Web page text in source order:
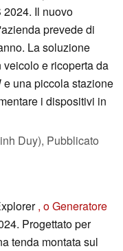
2024. Il nuovo
prevede di
La soluzione
e ricoperta da
una piccola stazione
i dispositivi in
Duy), Pubblicato
, o Generatore
Progettato per
tenda montata sul